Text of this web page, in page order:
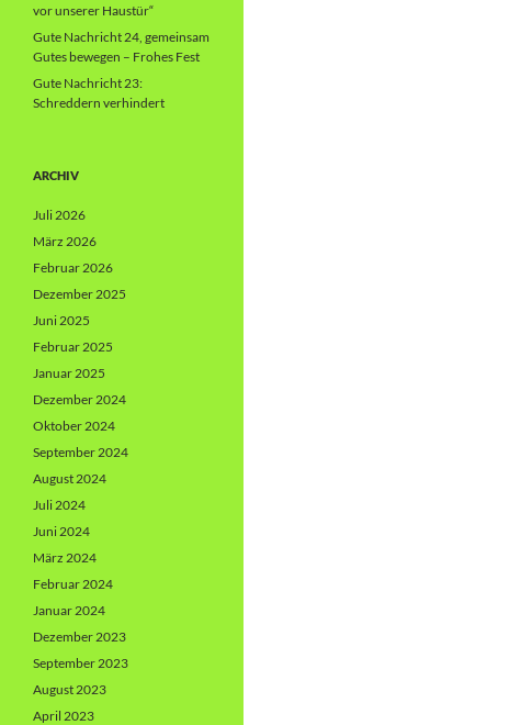
vor unserer Haustür“
Gute Nachricht 24, gemeinsam
Gutes bewegen – Frohes Fest
Gute Nachricht 23:
Schreddern verhindert
ARCHIV
Juli 2026
März 2026
Februar 2026
Dezember 2025
Juni 2025
Februar 2025
Januar 2025
Dezember 2024
Oktober 2024
September 2024
August 2024
Juli 2024
Juni 2024
März 2024
Februar 2024
Januar 2024
Dezember 2023
September 2023
August 2023
April 2023